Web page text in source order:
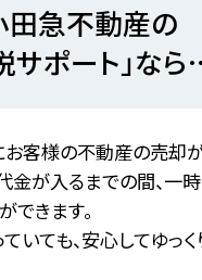
田急不動産の
サポート」な
客様の不動産の売却
金が入るまでの間、一
できます。
いても、安心してゆっ